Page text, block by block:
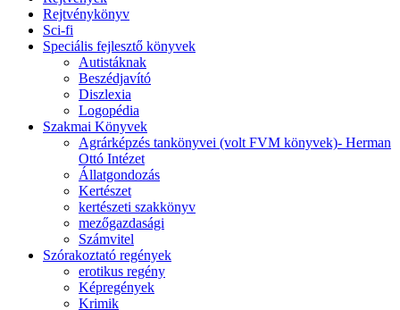
Rejtvénykönyv
Sci-fi
Speciális fejlesztő könyvek
Autistáknak
Beszédjavító
Diszlexia
Logopédia
Szakmai Könyvek
Agrárképzés tankönyvei (volt FVM könyvek)- Herman
Ottó Intézet
Állatgondozás
Kertészet
kertészeti szakkönyv
mezőgazdasági
Számvitel
Szórakoztató regények
erotikus regény
Képregények
Krimik